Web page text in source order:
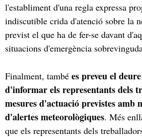
l'establiment d'una regla expressa
indiscutible crida d'atenció sobre la
previst el que ha de fer-se davant
situacions d'emergència
Finalment, també es preveu el
d'informar els representants dels
mesures d'actuació previstes amb
d'alertes meteorològiques. Més
que els representants dels